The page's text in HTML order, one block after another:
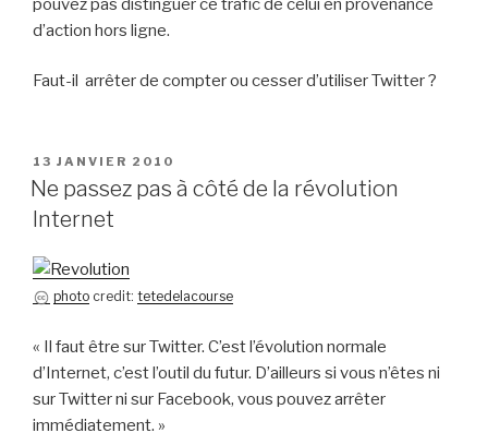
d’action hors ligne.
Faut-il arrêter de compter ou cesser d’utiliser Twitter ?
PUBLIÉ
LE
13 JANVIER 2010
Ne passez pas à côté de la révolution
Internet
photo credit: tetedelacourse
« Il faut être sur Twitter. C’est l’évolution normale
d’Internet, c’est l’outil du futur. D’ailleurs si vous n’êtes ni
sur Twitter ni sur Facebook, vous pouvez arrêter
immédiatement. »